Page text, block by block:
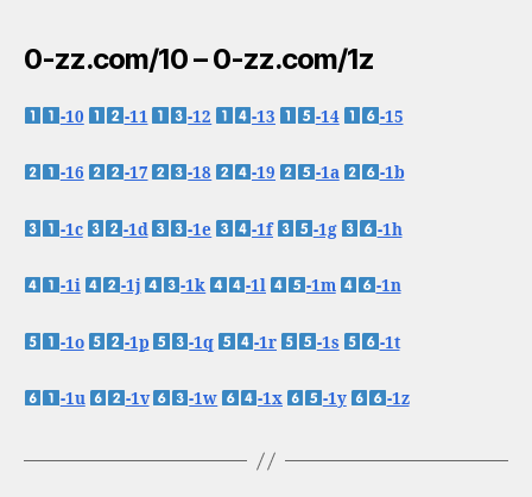
0-zz.com/10 – 0-zz.com/1z
-10 -11 -12 -13 -14 -15
-16 -17 -18 -19 -1a -1b
-1c -1d -1e -1f -1g -1h
-1i -1j -1k -1l -1m -1n
-1o -1p -1q -1r -1s -1t
-1u -1v -1w -1x -1y -1z